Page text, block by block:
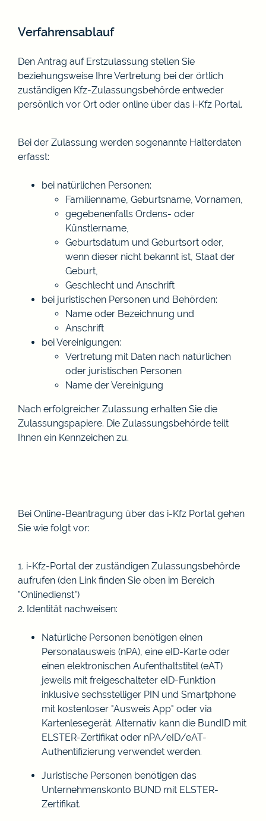
Verfahrensablauf
Den Antrag auf Erstzulassung stellen Sie
beziehungsweise Ihre Vertretung bei der örtlich
zuständigen Kfz-Zulassungsbehörde entweder
persönlich vor Ort oder online über das i-Kfz Portal.
Bei der Zulassung werden sogenannte Halterdaten
erfasst:
bei natürlichen Personen:
Familienname, Geburtsname, Vornamen,
gegebenenfalls Ordens- oder
Künstlername,
Geburtsdatum und Geburtsort oder,
wenn dieser nicht bekannt ist, Staat der
Geburt,
Geschlecht und Anschrift
bei juristischen Personen und Behörden:
Name oder Bezeichnung und
Anschrift
bei Vereinigungen:
Vertretung mit Daten nach natürlichen
oder juristischen Personen
Name der Vereinigung
Nach erfolgreicher Zulassung erhalten Sie die
Zulassungspapiere. Die Zulassungsbehörde teilt
Ihnen ein Kennzeichen zu.
Bei Online-Beantragung über das i-Kfz Portal gehen
Sie wie folgt vor:
1. i-Kfz-Portal der zuständigen Zulassungsbehörde
aufrufen (den Link finden Sie oben im Bereich
"Onlinedienst")
2. Identität nachweisen:
Natürliche Personen benötigen einen
Personalausweis (nPA), eine eID-Karte oder
einen elektronischen Aufenthaltstitel (eAT)
jeweils mit freigeschalteter eID-Funktion
inklusive sechsstelliger PIN und Smartphone
mit kostenloser "Ausweis App" oder via
Kartenlesegerät. Alternativ kann die BundID mit
ELSTER-Zertifikat oder nPA/eID/eAT-
Authentifizierung verwendet werden.
Juristische Personen benötigen das
Unternehmenskonto BUND mit ELSTER-
Zertifikat.